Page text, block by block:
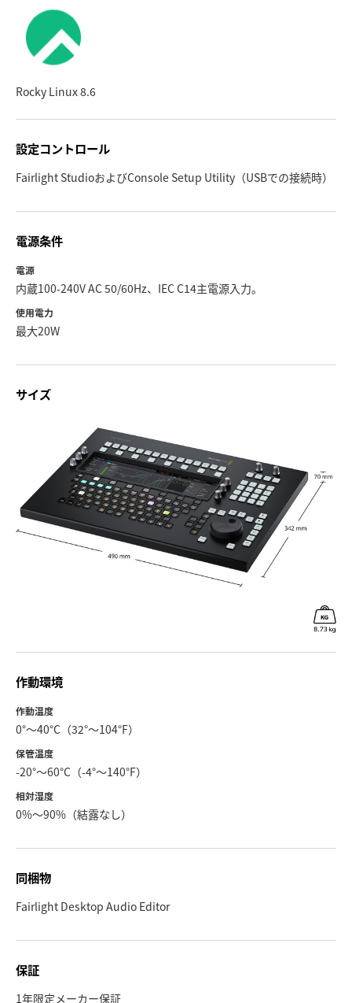
Rocky Linux 8.6
設定コントロール
Fairlight StudioおよびConsole Setup Utility（USBでの接続時）
電源条件
電源
内蔵100-240V AC 50/60Hz、IEC C14主電源入力。
使用電力
最大20W
サイズ
作動環境
作動温度
0°〜40°C（32°〜104°F）
保管温度
-20°〜60°C（-4°〜140°F）
相対湿度
0%〜90%（結露なし）
同梱物
Fairlight Desktop Audio Editor
保証
1年限定メーカー保証